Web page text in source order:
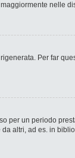
nelle
Per far
per un periodo
altri, ad es. in